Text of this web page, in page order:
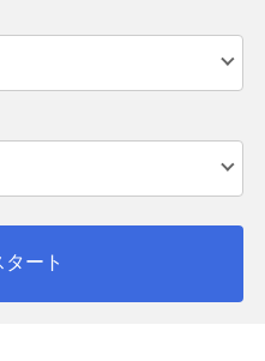
タート